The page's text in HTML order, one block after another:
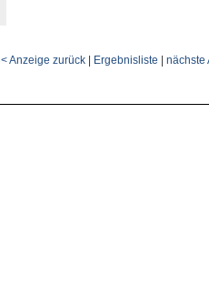
< Anzeige zurück Ergebnisliste nächste